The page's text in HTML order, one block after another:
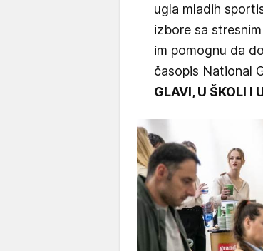
ugla mladih
izbore sa
im pomognu da
časopis National
GLAVI, U ŠKOLI I